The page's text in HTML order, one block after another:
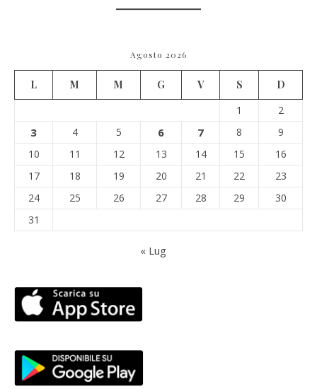
Agosto 2026
L M M G V S
D
1
2
3 4 5 6 7 8
9
10
11 12 13 14 15
16
17
18 19 20 21 22
23
24
25 26 27 28 29
30
31
« Lug